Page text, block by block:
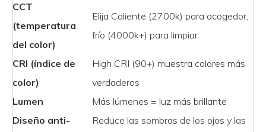
CCT
(temperatura
del color)
Elija Caliente (2700k) para acogedor,
frío (4000k+) para limpiar
CRI (índice de
color)
High CRI (90+) muestra colores más
verdaderos
Lumen
Más lúmenes = luz más brillante
Diseño anti-
Reduce las sombras de los ojos y las